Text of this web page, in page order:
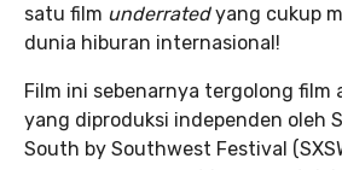
satu film underratedyang cukup
dunia hiburan internasional!
Film ini sebenarnya tergolong film
yang diproduksi independen oleh
South by Southwest Festival